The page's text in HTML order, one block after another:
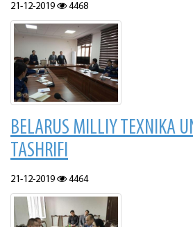
21-12-2019 4468
BELARUS MILLIY TEXNIKA
TASHRIFI
21-12-2019 4464